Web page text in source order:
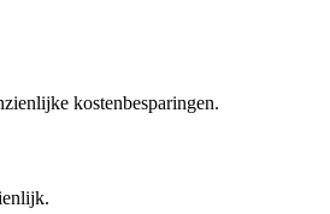
kostenbesparingen.